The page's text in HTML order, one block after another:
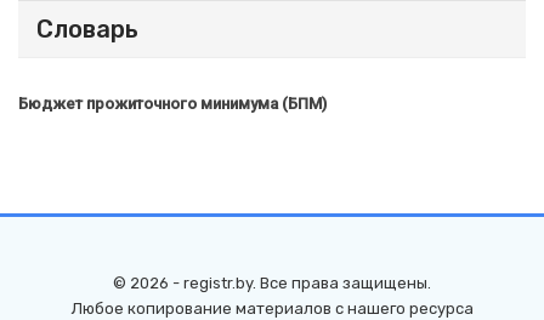
Словарь
Бюджет прожиточного минимума (БПМ)
© 2026 - registr.by. Все права защищены.
Любое копирование материалов с нашего ресурса